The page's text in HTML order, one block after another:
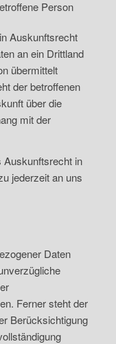
Person
Auskunftsrecht
an ein Drittland
übermittelt
der betroffenen
über die
mit der
Auskunftsrecht in
jederzeit an uns
Daten
Ferner steht der
Berücksichtigung